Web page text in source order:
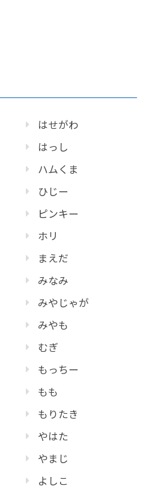
はせがわ
はっし
ハムくま
ひじー
ピンキー
ホリ
まえだ
みなみ
みやじゃが
みやも
むぎ
もっちー
もも
もりたき
やはた
やまじ
よしこ